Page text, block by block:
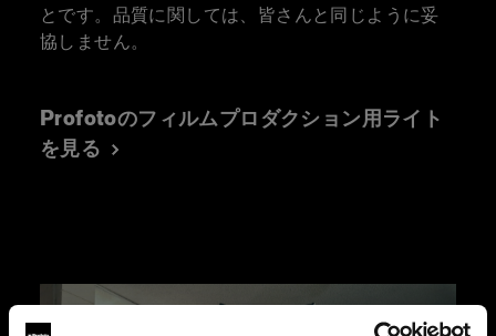
とです。品質に関しては、皆さんと同じように妥
協しません。
Profotoのフィルムプロダクション用ライト
を見る